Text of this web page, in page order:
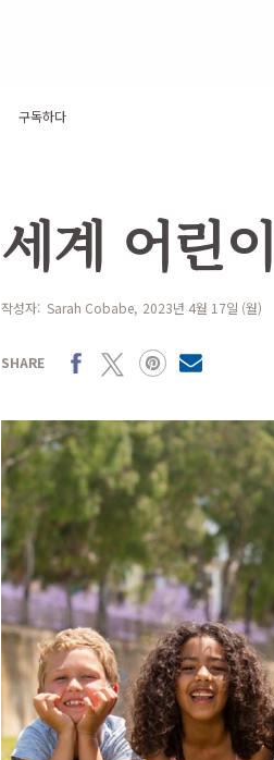
구독하다
세계 어린
작성자: Sarah Cobabe 2023년 4월 17일 (월)
SHARE